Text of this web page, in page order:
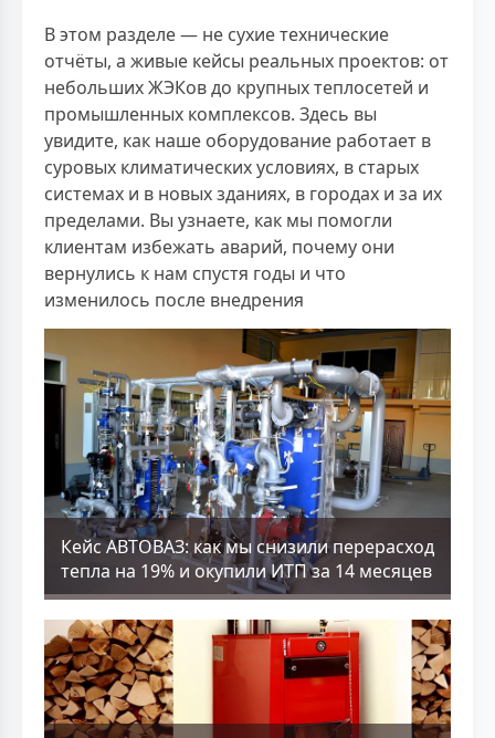
В этом разделе — не сухие технические
отчёты, а живые кейсы реальных проектов: от
небольших ЖЭКов до крупных теплосетей и
промышленных комплексов. Здесь вы
увидите, как наше оборудование работает в
суровых климатических условиях, в старых
системах и в новых зданиях, в городах и за их
пределами. Вы узнаете, как мы помогли
клиентам избежать аварий, почему они
вернулись к нам спустя годы и что
изменилось после внедрения
Кейс АВТОВАЗ: как мы снизили перерасход
тепла на 19% и окупили ИТП за 14 месяцев